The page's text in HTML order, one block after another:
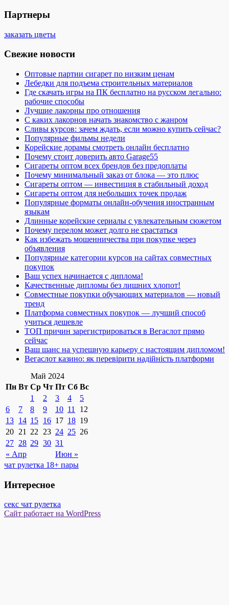
Партнеры
заказать цветы
Свежие новости
Оптовые партии сигарет по низким ценам
Лебедки для подъема строительных материалов
Где скачать игры на ПК бесплатно на русском легально:
рабочие способы
Лучшие лакорны про отношения
С каких лакорнов начать знакомство с жанром
Сливы курсов: зачем ждать, если можно купить сейчас?
Популярные фильмы недели
Корейские дорамы смотреть онлайн бесплатно
Почему стоит доверить авто Garage55
Сигареты оптом всех брендов без предоплаты
Почему минимальный заказ от блока — это плюс
Сигареты оптом — инвестиция в стабильный доход
Сигареты оптом для небольших точек продаж
Популярные форматы онлайн-обучения иностранным
языкам
Длинные корейские сериалы с увлекательным сюжетом
Почему перелом может долго не срастаться
Как избежать мошенничества при покупке через
объявления
Популярные категории курсов на сайтах совместных
покупок
Ваш успех начинается с диплома!
Качественные дипломы без лишних хлопот!
Совместные покупки обучающих материалов — новый
тренд
Платформа совместных покупок — лучший способ
учиться дешевле
ТОП причин зарегистрироваться в Вегаслот прямо
сейчас
Ваш шанс на успешную карьеру с настоящим дипломом!
Вегаслот казино: як перевірити надійність платформи
Май 2024
Пн Вт Ср Чт Пт Сб Вс
« Апр Июн »
1 2 3 4
5
6
7 8 9 10 11
12
13 14 15 16 17 18 19
20 21 22 23 24 25 26
27 28 29 30 31
чат рулетка 18+ пары
Интересное
секс чат рулетка
Сайт работает на WordPress